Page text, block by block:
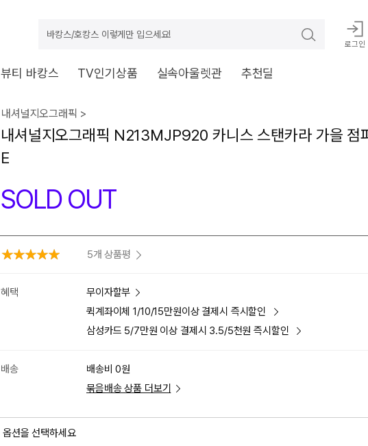
바캉스/호캉스 이렇게만 입으세요!
로그인
뷰티 바캉스 TV인기상품 실속아울렛관 추천딜
내셔널지오그래픽 >
내셔널지오그래픽 N213MJP920 카니스 스탠카라 가을 점
E
SOLD OUT
5개 상품평
혜택
무이자할부
퀵계좌이체 1/10/15만원이상 결제시 즉시할인
삼성카드 5/7만원 이상 결제시 3.5/5천원 즉시할인
배송
배송비 0원
묶음배송 상품 더보기
옵션을 선택하세요